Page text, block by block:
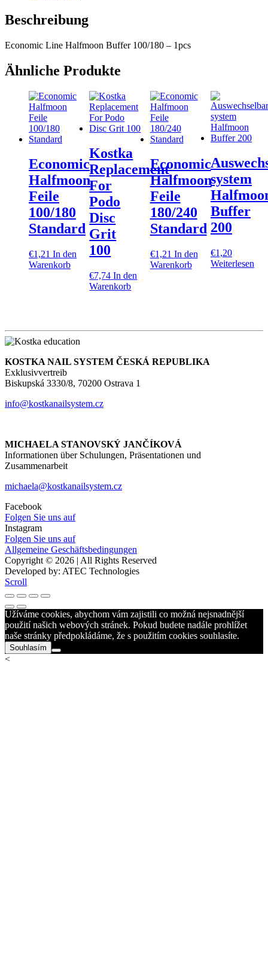
Beschreibung
Economic Line Halfmoon Buffer 100/180 – 1pcs
Ähnliche Produkte
Economic
Halfmoon
Feile
100/180
Standard
€1,21 In den
Warenkorb
Kostka
Replacement
For
Podo
Disc
Grit
100
€7,74 In den
Warenkorb
Economic
Halfmoon
Feile
180/240
Standard
€1,21 In den
Warenkorb
system
Buffer
200
€1,20
Weiterlesen
KOSTKA NAIL SYSTEM ČESKÁ REPUBLIKA
Exklusivvertreib
Biskupská 3330/8, 70200 Ostrava 1
info@kostkanailsystem.cz
MICHAELA STANOVSKÝ JANČÍKOVÁ
Informationen über Schulungen, Präsentationen und
Zusammenarbeit
michaela@kostkanailsystem.cz
Facebook
Folgen Sie uns auf
Instagram
Folgen Sie uns auf
Allgemeine Geschäftsbedingungen
Copyright © 2026 | All Rights Reserved
Developed by: ATEC Technologies
Scroll
Užíváme cookies, abychom vám zajistili co možná nejsnadnější
použití našich webových stránek. Pokud budete nadále prohlížet
naše stránky předpokládáme, že s použitím cookies souhlasíte.
Souhlasím
<